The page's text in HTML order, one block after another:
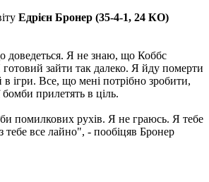
Едрієн Бронер (35-4-1, 24 КО)
доведеться. Я не знаю, що Коббс
готовий зайти так далеко. Я йду померти
ігри. Все, що мені потрібно зробити,
прилетять в ціль.
помилкових рухів. Я не граюсь. Я тебе
все лайно", - пообіцяв Бронер